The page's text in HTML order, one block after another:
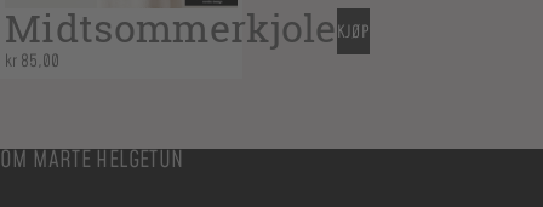
Midtsommerkjole
kr 85,00
KJØP
OM MARTE HELGETUN